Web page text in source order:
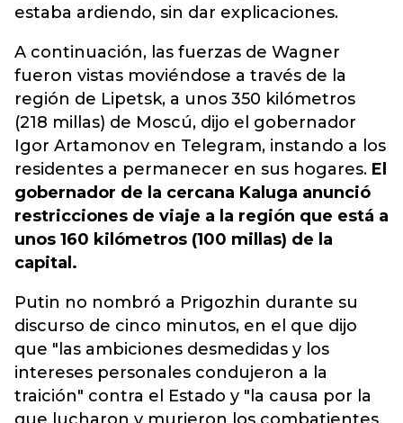
estaba ardiendo, sin dar explicaciones.
A continuación, las fuerzas de Wagner
fueron vistas moviéndose a través de la
región de Lipetsk, a unos 350 kilómetros
(218 millas) de Moscú, dijo el gobernador
Igor Artamonov en Telegram, instando a los
residentes a permanecer en sus hogares. El
gobernador de la cercana Kaluga anunció
restricciones de viaje a la región que está a
unos 160 kilómetros (100 millas) de la
capital.
Putin no nombró a Prigozhin durante su
discurso de cinco minutos, en el que dijo
que "las ambiciones desmedidas y los
intereses personales condujeron a la
traición" contra el Estado y "la causa por la